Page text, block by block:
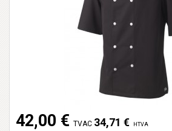
42,00 € TVAC 34,71 € HTVA